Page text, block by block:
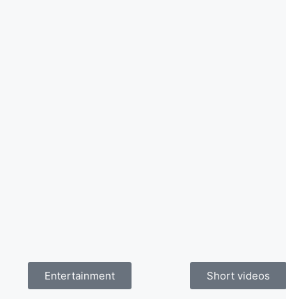
Entertainment Short videos